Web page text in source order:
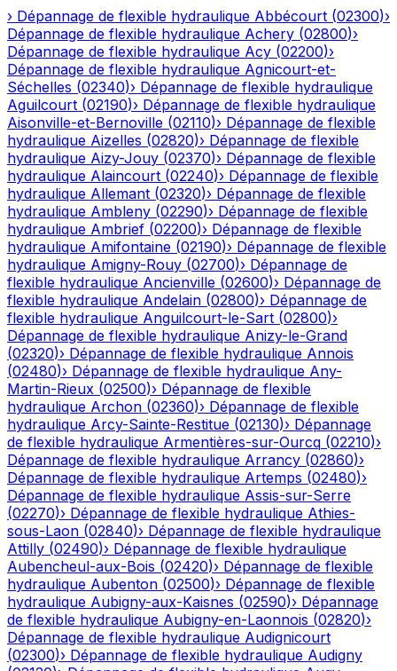
› Dépannage de flexible hydraulique Abbécourt (02300)›
Dépannage de flexible hydraulique Achery (02800)›
Dépannage de flexible hydraulique Acy (02200)›
Dépannage de flexible hydraulique Agnicourt-et-
Séchelles (02340)› Dépannage de flexible hydraulique
Aguilcourt (02190)› Dépannage de flexible hydraulique
Aisonville-et-Bernoville (02110)› Dépannage de flexible
hydraulique Aizelles (02820)› Dépannage de flexible
hydraulique Aizy-Jouy (02370)› Dépannage de flexible
hydraulique Alaincourt (02240)› Dépannage de flexible
hydraulique Allemant (02320)› Dépannage de flexible
hydraulique Ambleny (02290)› Dépannage de flexible
hydraulique Ambrief (02200)› Dépannage de flexible
hydraulique Amifontaine (02190)› Dépannage de flexible
hydraulique Amigny-Rouy (02700)› Dépannage de
flexible hydraulique Ancienville (02600)› Dépannage de
flexible hydraulique Andelain (02800)› Dépannage de
flexible hydraulique Anguilcourt-le-Sart (02800)›
Dépannage de flexible hydraulique Anizy-le-Grand
(02320)› Dépannage de flexible hydraulique Annois
(02480)› Dépannage de flexible hydraulique Any-
Martin-Rieux (02500)› Dépannage de flexible
hydraulique Archon (02360)› Dépannage de flexible
hydraulique Arcy-Sainte-Restitue (02130)› Dépannage
de flexible hydraulique Armentières-sur-Ourcq (02210)›
Dépannage de flexible hydraulique Arrancy (02860)›
Dépannage de flexible hydraulique Artemps (02480)›
Dépannage de flexible hydraulique Assis-sur-Serre
(02270)› Dépannage de flexible hydraulique Athies-
sous-Laon (02840)› Dépannage de flexible hydraulique
Attilly (02490)› Dépannage de flexible hydraulique
Aubencheul-aux-Bois (02420)› Dépannage de flexible
hydraulique Aubenton (02500)› Dépannage de flexible
hydraulique Aubigny-aux-Kaisnes (02590)› Dépannage
de flexible hydraulique Aubigny-en-Laonnois (02820)›
Dépannage de flexible hydraulique Audignicourt
(02300)› Dépannage de flexible hydraulique Audigny